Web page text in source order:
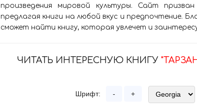
произведения мировой культуры. Сайт
предлагая книги на любой вкус и предпочтение.
сможет найти книгу, которая увлечет и
ЧИТАТЬ ИНТЕРЕСНУЮ КНИГУ
Шрифт: - +